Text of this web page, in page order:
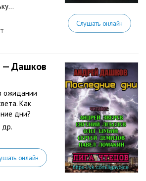
Слушать онлайн
— Дашков
ожидании
Как
дни?
др.
онлайн